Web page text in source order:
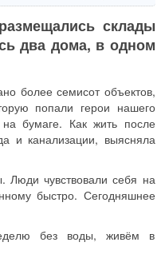
склады
два дома, в одном
более семисот объектов,
попали герои нашего
бумаге. Как жить после
и канализации, выясняла
Люди чувствовали себя на
быстро. Сегодняшнее
без воды, живём в